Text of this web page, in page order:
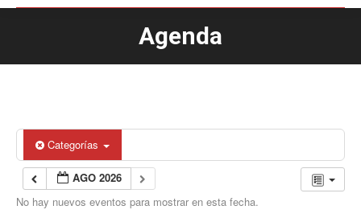
Agenda
Estás aquí:
Categorías
AGO 2026
No hay nuevos eventos para mostrar en esta fecha.